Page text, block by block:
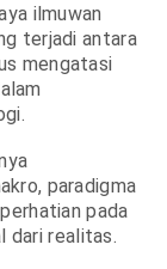
ilmuwan
terjadi antara
mengatasi
paradigma
pada
dari realitas.